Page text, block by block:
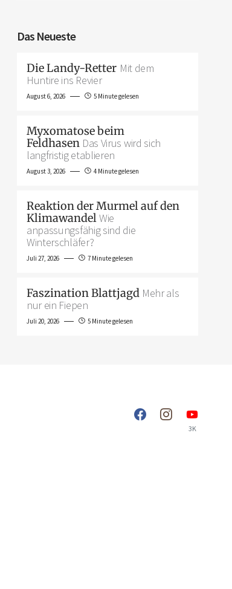
Das Neueste
Die Landy-Retter Mit dem
Huntire ins Revier
August 6, 2026 5 Minute gelesen
Myxomatose beim
Feldhasen Das Virus wird sich
langfristig etablieren
August 3, 2026 4 Minute gelesen
Reaktion der Murmel auf den
KlimawandelWie
anpassungsfähig sind die
Winterschläfer?
Juli 27, 2026 7 Minute gelesen
Faszination Blattjagd Mehr als
nur ein Fiepen
Juli 20, 2026 5 Minute gelesen
3K